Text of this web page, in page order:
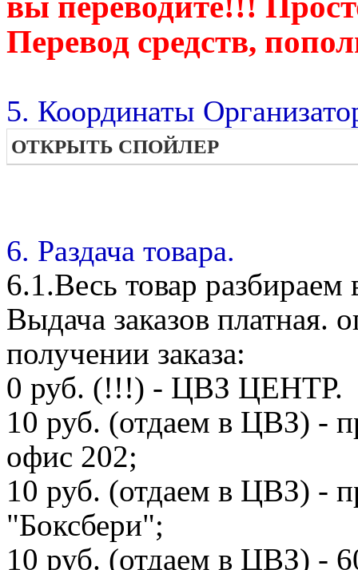
Перевод средств,
5. Координаты
ОТКРЫТЬ СПОЙЛЕР
6. Раздача товара.
6.1.Весь товар
Выдача заказов платная.
получении заказа:
0 руб. (!!!) - ЦВЗ ЦЕНТР.
10 руб. (отдаем в ЦВЗ) -
офис 202;
10 руб. (отдаем в ЦВЗ) -
"Боксбери";
10 руб. (отдаем в ЦВЗ)